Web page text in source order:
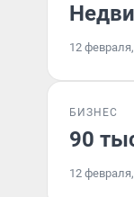
12
БИЗНЕС
90
12